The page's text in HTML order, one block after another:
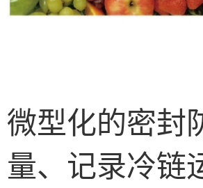
微型化的密封
量、记录冷链